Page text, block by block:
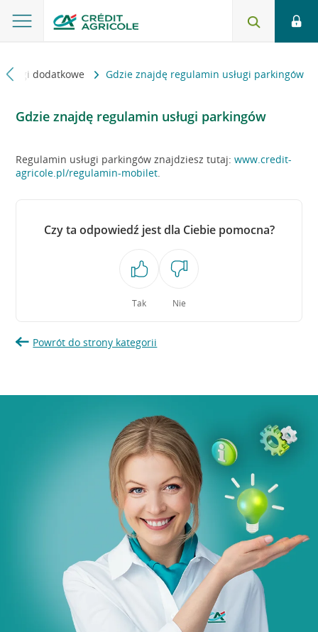
Usługi dodatkowe Gdzie znajdę regulamin usługi parkingów
Gdzie znajdę regulamin usługi parkingów
Regulamin usługi parkingów znajdziesz tutaj:www.credit-
agricole.pl/regulamin-mobilet.
Czy ta odpowiedź jest dla Ciebie pomocna?
Tak Nie
Powrót do strony kategorii